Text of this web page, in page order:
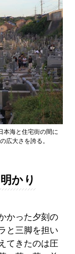
本海と住宅街の間に
広大さを誇る。
かり
かった夕刻の
と三脚を担い
てきたのは圧